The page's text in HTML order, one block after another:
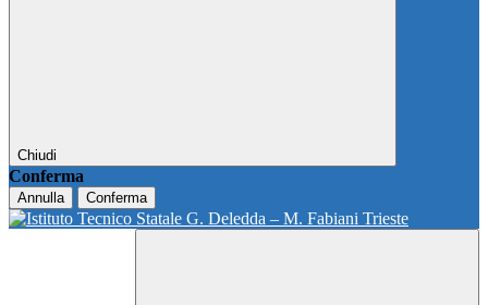
Chiudi
Conferma
Annulla Conferma